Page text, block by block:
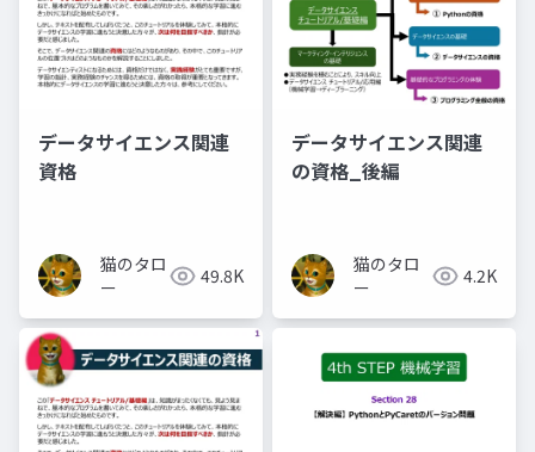
データサイエンス関連
資格
猫のタロ
ー
49.8K
データサイエンス関連
の資格_後編
猫のタロ
ー
4.2K